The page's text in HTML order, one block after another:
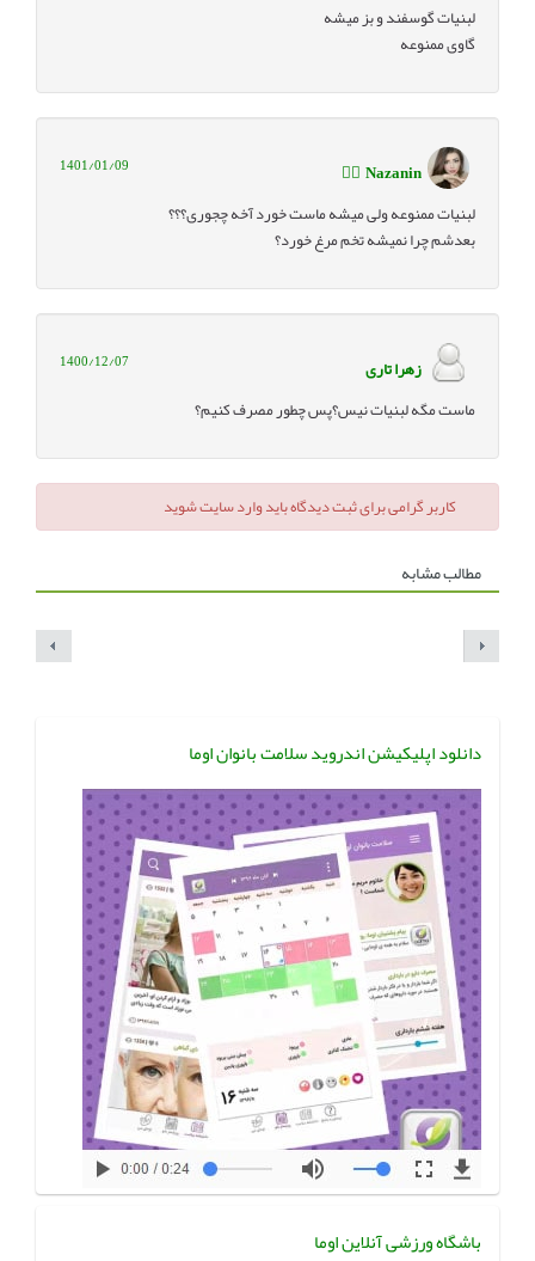
لبنیات گوسفند و بز میشه
گاوی ممنوعه
Nazanin ‌ 🧚‍♀️ ‌‌
1401/01/09
لبنیات ممنوعه ولی میشه ماست خورد آخه چجوری؟؟؟
بعدشم چرا نمیشه تخم مرغ خورد؟
زهرا تاری 1400/12/07
ماست مگه لبنیات نیس؟پس چطور مصرف کنیم؟
کاربر گرامی برای ثبت دیدگاه باید وارد سایت شوید
مطالب مشابه
دانلود اپلیکیشن اندروید سلامت بانوان اوما
باشگاه ورزشی آنلاین اوما